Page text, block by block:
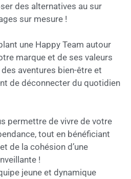
des alternatives au sur
sur mesure !
une Happy Team autour
marque et de ses valeurs
aventures bien-être et
de déconnecter du quotidien
permettre de vivre de votre
tout en bénéficiant
de la cohésion d’une
!
jeune et dynamique